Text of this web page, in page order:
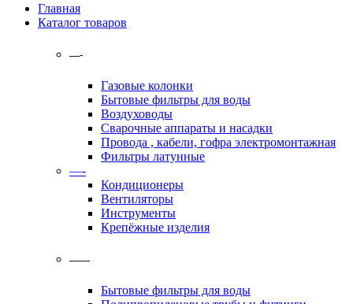
Главная
Каталог товаров
—-
Газовые колонки
Бытовые фильтры для воды
Воздуховоды
Сварочные аппараты и насадки
Провода , кабели, гофра электромонтажная
Фильтры латунные
—-
Кондиционеры
Вентиляторы
Инструменты
Крепёжные изделия
——
Бытовые фильтры для воды